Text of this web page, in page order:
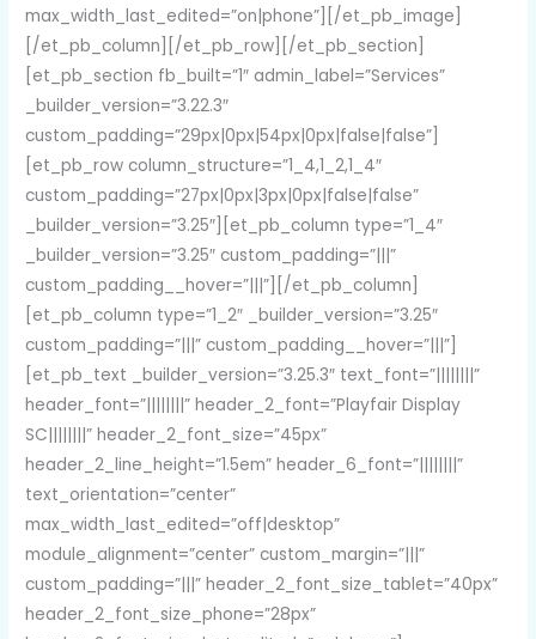
max_width_last_edited=”on|phone”][/et_pb_image]
[/et_pb_column][/et_pb_row][/et_pb_section]
[et_pb_section fb_built=”1″ admin_label=”Services”
_builder_version=”3.22.3″
custom_padding=”29px|0px|54px|0px|false|false”]
[et_pb_row column_structure=”1_4,1_2,1_4″
custom_padding=”27px|0px|3px|0px|false|false”
_builder_version=”3.25″][et_pb_column type=”1_4″
_builder_version=”3.25″ custom_padding=”|||”
custom_padding__hover=”|||”][/et_pb_column]
[et_pb_column type=”1_2″ _builder_version=”3.25″
custom_padding=”|||” custom_padding__hover=”|||”]
[et_pb_text _builder_version=”3.25.3″ text_font=”||||||||”
header_font=”||||||||” header_2_font=”Playfair Display
SC||||||||” header_2_font_size=”45px”
header_2_line_height=”1.5em” header_6_font=”||||||||”
text_orientation=”center”
max_width_last_edited=”off|desktop”
module_alignment=”center” custom_margin=”|||”
custom_padding=”|||” header_2_font_size_tablet=”40px”
header_2_font_size_phone=”28px”